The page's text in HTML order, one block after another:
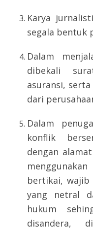
Karya
segala bentuk
Dalam
dibekali
asuransi,
dari
Dalam
konflik
dengan
bertikai, wajib
yang netral
hukum
disandera,